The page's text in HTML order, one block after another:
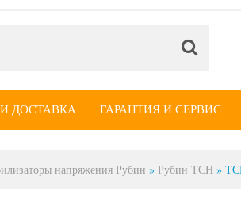
ДОСТАВКА ГАРАНТИЯ И СЕРВИС
напряжения Рубин » Рубин ТСН »